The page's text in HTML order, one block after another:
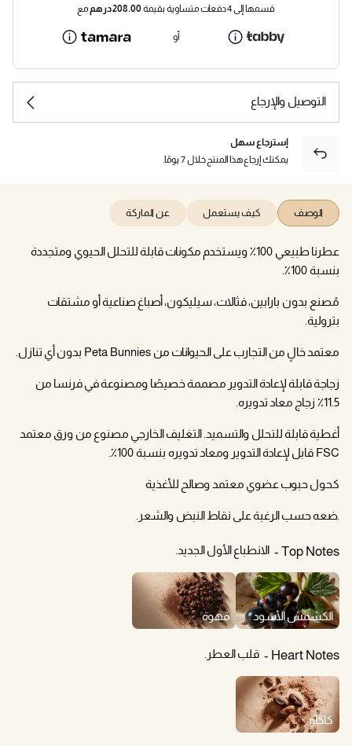
قسمها إلى 4 دفعات متساوية بقيمة 208.00درهممع
أو
التوصيل والإرجاع
إسترجاع سهل
يمكنك إرجاع هذا المنتج خلال 7 يومًا.
الوصف كيف يستعمل عن الماركة
عطرنا طبيعي 100٪ ويستخدم مكونات قابلة للتحلل الحيوي ومتجددة
بنسبة 100٪.
مُصنع بدون بارابين، فثالات، سيليكون، أصباغ صناعية أو مشتقات
بترولية.
معتمد خالٍ من التجارب على الحيوانات من Peta Bunnies بدون أي تنازل.
زجاجة قابلة لإعادة التدوير مصممة خصيصًا ومصنوعة في فرنسا من
11.5٪ زجاج معاد تدويره.
أغطية قابلة للتحلل والتسميد. التغليف الخارجي مصنوع من ورق معتمد
FSC قابل لإعادة التدوير ومعاد تدويره بنسبة 100٪.
كحول حبوب عضوي معتمد وصالح للأغذية
.ضعه حسب الرغبة على نقاط النبض والشعر.
Top Notes الانطباع الأول الجديد.
الكشمش الأسود قهوة
Heart Notes قلب العطر.
كاكاو